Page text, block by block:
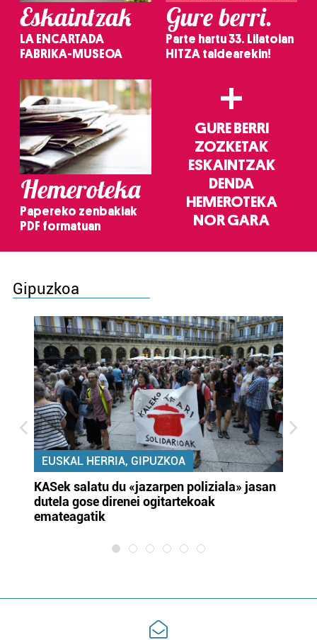
Eskaintzak
LA ENCARTADA
FABRIKA-MUSEOA
Gure berri.
Parte hartu 33. Lilatoian
HITZA taldearekin!
Hemeroteka
Papereko zenbakiak
PDF formatuan
+
GURE BERRI
ZOZKETAK
ESKAINTZAK
DENDA
HEMEROTEKA
NOR GARA
Gipuzkoa
EUSKAL HERRIA, GIPUZKOA
KASek salatu du «jazarpen poliziala» jasan
dutela gose direnei ogitartekoak
emateagatik